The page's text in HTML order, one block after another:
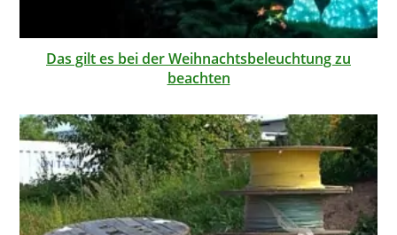
Das gilt es bei der Weihnachtsbeleuchtung zu
beachten